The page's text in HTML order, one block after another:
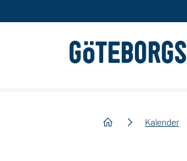
GÖTEBORGS
hem Kalender